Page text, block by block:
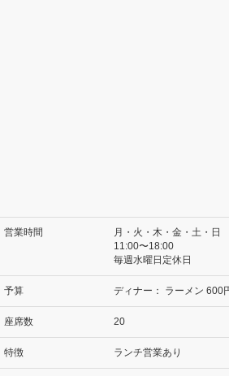
営業時間
月・火・木・金・土・日
11:00〜18:00
毎週水曜日定休日
予算 ディナー： ラーメン 600
座席数 20
特徴 ランチ営業あり